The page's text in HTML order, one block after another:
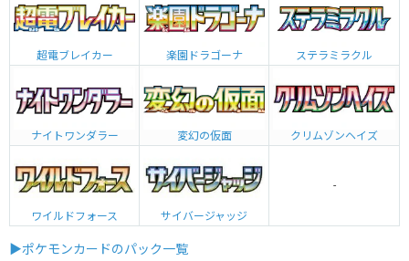
超電ブレイカー 楽園ドラゴーナ ステラミラクル
ナイトワンダラー 変幻の仮面 クリムゾンヘイズ
ワイルドフォース サイバージャッジ
-
▶ポケモンカードのパック一覧